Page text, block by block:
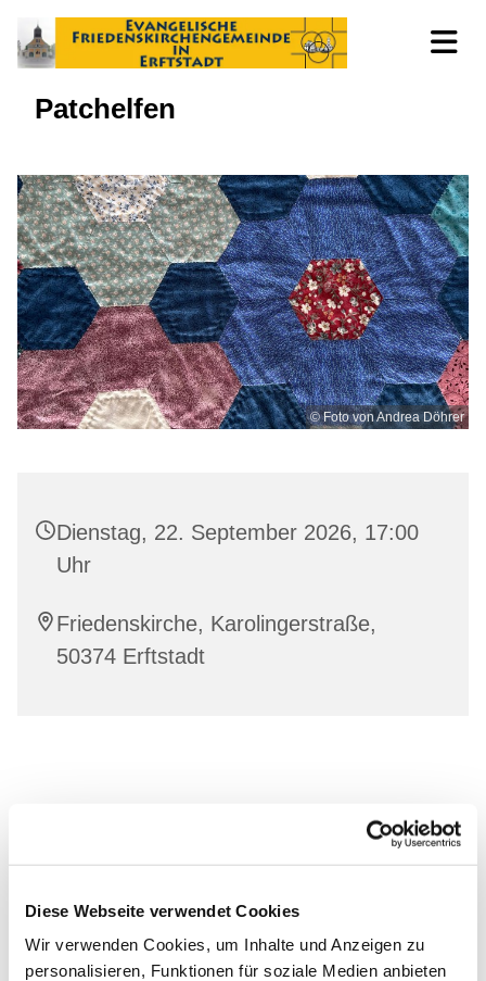
Diese Webseite verwendet Cookies
Wir verwenden Cookies, um Inhalte und Anzeigen zu
personalisieren, Funktionen für soziale Medien anbieten
Patchelfen
© Foto von Andrea Döhrer
Dienstag, 22. September 2026, 17:00
Uhr
Friedenskirche, Karolingerstraße,
50374 Erftstadt